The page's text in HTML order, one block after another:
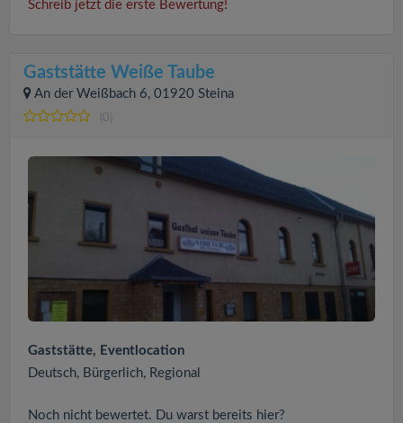
Schreib jetzt die erste Bewertung!
Gaststätte Weiße Taube
An der Weißbach 6, 01920 Steina
(0)
Gaststätte, Eventlocation
Deutsch, Bürgerlich, Regional
Noch nicht bewertet. Du warst bereits hier?